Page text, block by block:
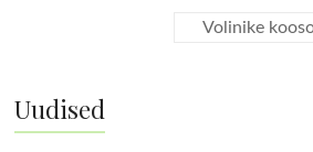
Volinike
Uudised